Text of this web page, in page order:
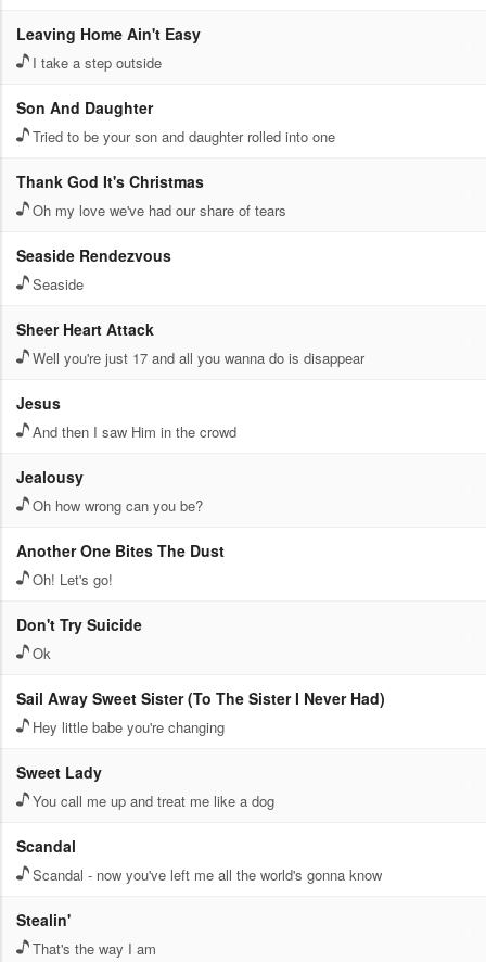
Leaving Home Ain't Easy
I take a step outside
Son And Daughter
Tried to be your son and daughter rolled into one
Thank God It's Christmas
Oh my love we've had our share of tears
Seaside Rendezvous
Seaside
Sheer Heart Attack
Well you're just 17 and all you wanna do is disappear
Jesus
And then I saw Him in the crowd
Jealousy
Oh how wrong can you be?
Another One Bites The Dust
Oh! Let's go!
Don't Try Suicide
Ok
Sail Away Sweet Sister (To The Sister I Never Had)
Hey little babe you're changing
Sweet Lady
You call me up and treat me like a dog
Scandal
Scandal - now you've left me all the world's gonna know
Stealin'
That's the way I am